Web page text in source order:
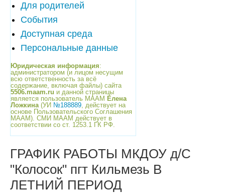
Для родителей
События
Доступная среда
Персональные данные
Юридическая информация:
администратором (и лицом несущим
всю ответственность за всё
содержание, включая файлы) сайта
5506.maam.ru и данной страницы
является пользователь МААМ Елена
Ложкина(УИ №188889, действует на
основе Пользовательского Соглашения
МААМ). СМИ МААМ действует в
соответствии со ст. 1253.1 ГК РФ.
ГРАФИК РАБОТЫ МКДОУ д/С
"Колосок" пгт Кильмезь В
ЛЕТНИЙ ПЕРИОД